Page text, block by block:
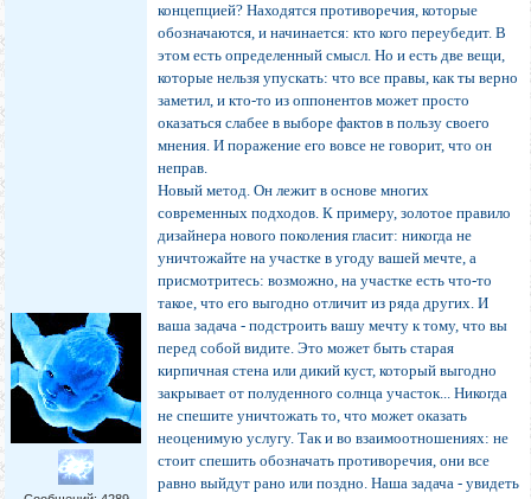
концепцией? Находятся противоречия, которые
обозначаются, и начинается: кто кого переубедит. В
этом есть определенный смысл. Но и есть две вещи,
которые нельзя упускать: что все правы, как ты верно
заметил, и кто-то из оппонентов может просто
оказаться слабее в выборе фактов в пользу своего
мнения. И поражение его вовсе не говорит, что он
неправ.
Новый метод. Он лежит в основе многих
современных подходов. К примеру, золотое правило
дизайнера нового поколения гласит: никогда не
уничтожайте на участке в угоду вашей мечте, а
присмотритесь: возможно, на участке есть что-то
такое, что его выгодно отличит из ряда других. И
ваша задача - подстроить вашу мечту к тому, что вы
перед собой видите. Это может быть старая
кирпичная стена или дикий куст, который выгодно
закрывает от полуденного солнца участок... Никогда
не спешите уничтожать то, что может оказать
неоценимую услугу. Так и во взаимоотношениях: не
стоит спешить обозначать противоречия, они все
равно выйдут рано или поздно. Наша задача - увидеть